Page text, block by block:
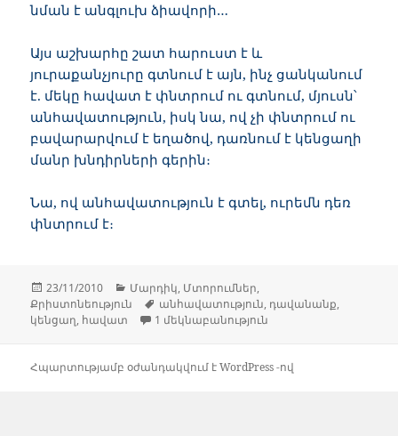
նման է անգլուխ ձիավորի…
Այս աշխարհը շատ հարուստ է և
յուրաքանչյուրը գտնում է այն, ինչ ցանկանում
է. մեկը հավատ է փնտրում ու գտնում, մյուսն՝
անհավատություն, իսկ նա, ով չի փնտրում ու
բավարարվում է եղածով, դառնում է կենցաղի
մանր խնդիրների գերին։
Նա, ով անհավատություն է գտել, ուրեմն դեռ
փնտրում է։
Հրատարակված՝
23/11/2010 Կարգեր
Մարդիկ, Մտորումներ,
Քրիստոնեություն
Պիտակներ
անհավատություն, դավանանք,
կենցաղ, հավատ 1 մեկնաբանություն
Հպարտությամբ օժանդակվում է WordPress -ով